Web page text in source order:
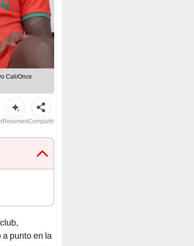
Cali/Once
ResumenCompartir
punto en la